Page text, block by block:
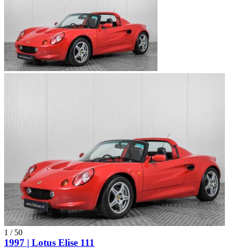
1 / 50
1997 | Lotus Elise 111